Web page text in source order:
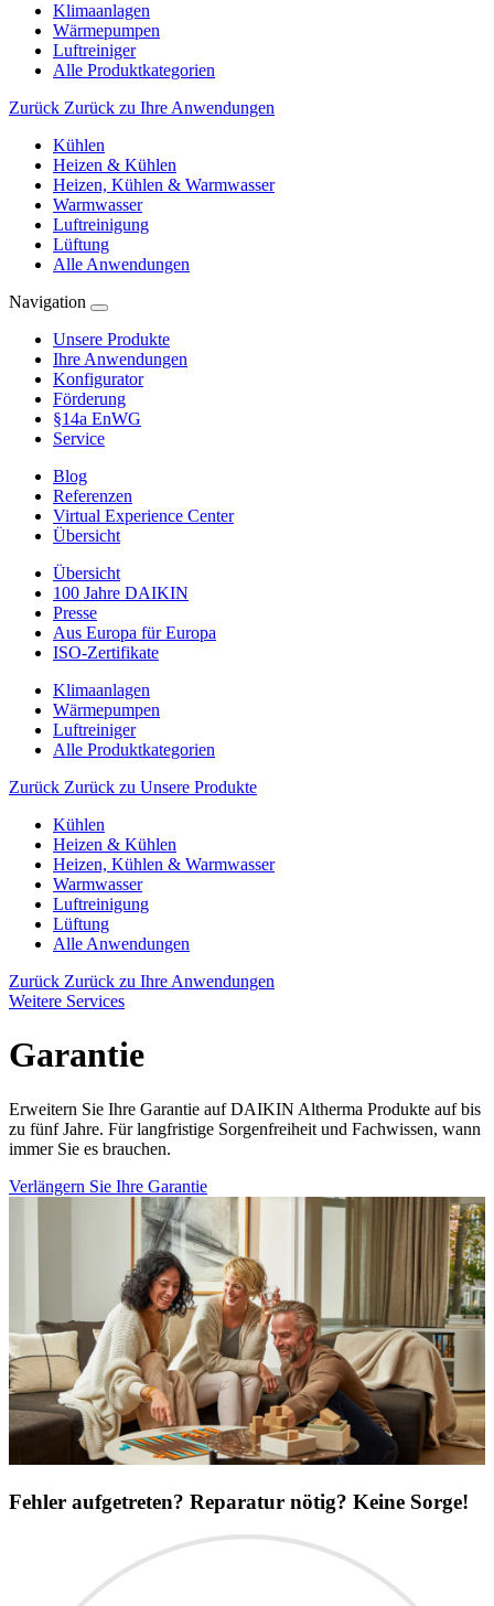
Klimaanlagen
Wärmepumpen
Luftreiniger
Alle Produktkategorien
Zurück Zurück zu Ihre Anwendungen
Kühlen
Heizen & Kühlen
Heizen, Kühlen & Warmwasser
Warmwasser
Luftreinigung
Lüftung
Alle Anwendungen
Navigation
Unsere Produkte
Ihre Anwendungen
Konfigurator
Förderung
§14a EnWG
Service
Blog
Referenzen
Virtual Experience Center
Übersicht
Übersicht
100 Jahre DAIKIN
Presse
Aus Europa für Europa
ISO-Zertifikate
Klimaanlagen
Wärmepumpen
Luftreiniger
Alle Produktkategorien
Zurück Zurück zu Unsere Produkte
Kühlen
Heizen & Kühlen
Heizen, Kühlen & Warmwasser
Warmwasser
Luftreinigung
Lüftung
Alle Anwendungen
Zurück Zurück zu Ihre Anwendungen
Weitere Services
Garantie
Erweitern Sie Ihre Garantie auf DAIKIN Altherma Produkte auf bis
zu fünf Jahre. Für langfristige Sorgenfreiheit und Fachwissen, wann
immer Sie es brauchen.
Verlängern Sie Ihre Garantie
Fehler aufgetreten? Reparatur nötig? Keine Sorge!